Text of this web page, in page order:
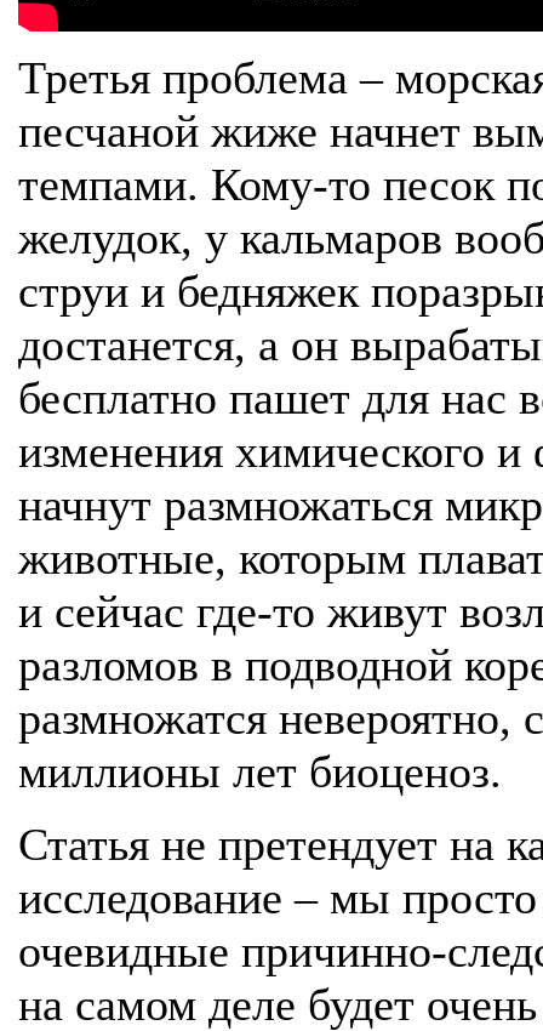
Третья проблема –
песчаной жиже начнет
темпами. Кому-то песок
желудок, у кальмаров
струи и бедняжек
достанется, а он
бесплатно пашет для нас
изменения химического и
начнут размножаться
животные, которым
и сейчас где-то живут
разломов в подводной
размножатся невероятно,
миллионы лет биоценоз.
Статья не претендует на
исследование – мы
очевидные причинно-
на самом деле будет